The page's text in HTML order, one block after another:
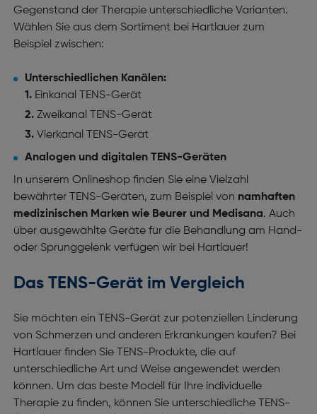
Gegenstand der Therapie unterschiedliche Varianten.
Wählen Sie aus dem Sortiment bei Hartlauer zum
Beispiel zwischen:
Unterschiedlichen Kanälen:
Einkanal TENS-Gerät
Zweikanal TENS-Gerät
Vierkanal TENS-Gerät
Analogen und digitalen TENS-Geräten
In unserem Onlineshop finden Sie eine Vielzahl
bewährter TENS-Geräten, zum Beispiel von namhaften
medizinischen Marken wie Beurer und Medisana. Auch
über ausgewählte Geräte für die Behandlung am Hand-
oder Sprunggelenk verfügen wir bei Hartlauer!
Das TENS-Gerät im Vergleich
Sie möchten ein TENS-Gerät zur potenziellen Linderung
von Schmerzen und anderen Erkrankungen kaufen? Bei
Hartlauer finden Sie TENS-Produkte, die auf
unterschiedliche Art und Weise angewendet werden
können. Um das beste Modell für Ihre individuelle
Therapie zu finden, können Sie unterschiedliche TENS-